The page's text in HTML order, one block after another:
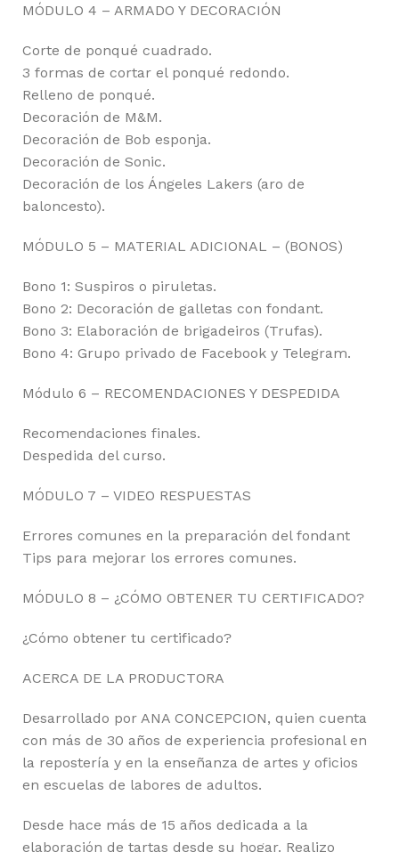
MÓDULO 4 – ARMADO Y DECORACIÓN
Corte de ponqué cuadrado.
3 formas de cortar el ponqué redondo.
Relleno de ponqué.
Decoración de M&M.
Decoración de Bob esponja.
Decoración de Sonic.
Decoración de los Ángeles Lakers (aro de
baloncesto).
MÓDULO 5 – MATERIAL ADICIONAL – (BONOS)
Bono 1: Suspiros o piruletas.
Bono 2: Decoración de galletas con fondant.
Bono 3: Elaboración de brigadeiros (Trufas).
Bono 4: Grupo privado de Facebook y Telegram.
Módulo 6 – RECOMENDACIONES Y DESPEDIDA
Recomendaciones finales.
Despedida del curso.
MÓDULO 7 – VIDEO RESPUESTAS
Errores comunes en la preparación del fondant
Tips para mejorar los errores comunes.
MÓDULO 8 – ¿CÓMO OBTENER TU CERTIFICADO?
¿Cómo obtener tu certificado?
ACERCA DE LA PRODUCTORA
Desarrollado por ANA CONCEPCION, quien cuenta
con más de 30 años de experiencia profesional en
la repostería y en la enseñanza de artes y oficios
en escuelas de labores de adultos.
Desde hace más de 15 años dedicada a la
elaboración de tartas desde su hogar. Realizo